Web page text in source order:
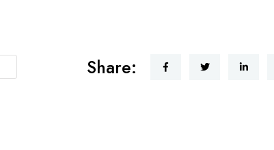
Share: